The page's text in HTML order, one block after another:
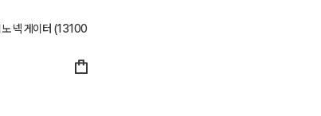
노 넥 게이터 (13100